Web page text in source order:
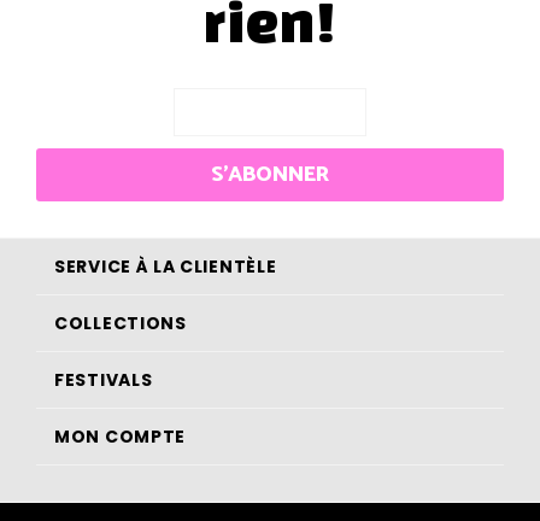
rien!
S'ABONNER
SERVICE À LA CLIENTÈLE
COLLECTIONS
FESTIVALS
MON COMPTE